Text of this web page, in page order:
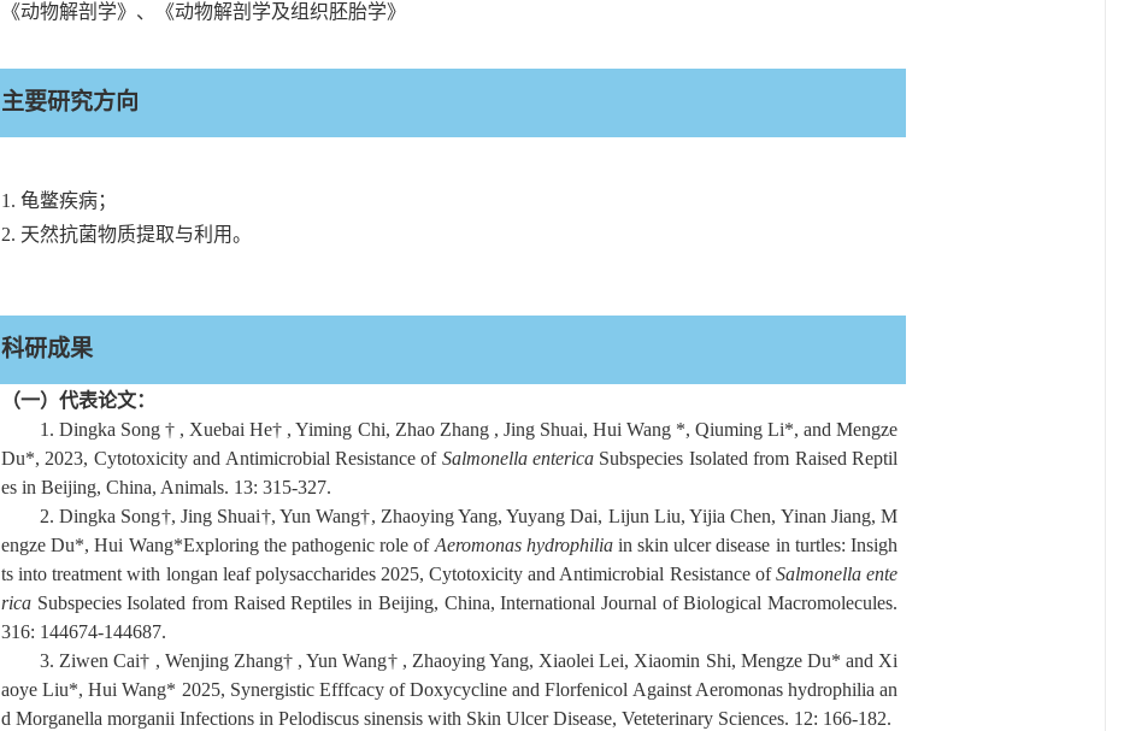
《动物解剖学》、《动物解剖学及组织胚胎学》
主要研究方向
1. 龟鳖疾病；
2. 天然抗菌物质提取与利用。
科研成果
（一）代表论文：
1.Dingka Song † , Xuebai He† , Yiming Chi, Zhao Zhang , Jing Shuai, Hui Wang *, Qiuming Li*, and Mengze
Du*, 2023, Cytotoxicity and Antimicrobial Resistance of Salmonella enterica Subspecies Isolated from Raised Reptil
es in Beijing, China, Animals. 13: 315-327.
2.Dingka Song†, Jing Shuai†, Yun Wang†, Zhaoying Yang, Yuyang Dai, Lijun Liu, Yijia Chen, Yinan Jiang, M
engze Du*, Hui Wang*Exploring the pathogenic role of Aeromonas hydrophiliain skin ulcer disease in turtles: Insigh
ts into treatment with longan leaf polysaccharides 2025, Cytotoxicity and Antimicrobial Resistance ofSalmonella ente
rica Subspecies Isolated from Raised Reptiles in Beijing, China, International Journal of Biological Macromolecules.
316: 144674-144687.
3. Ziwen Cai† , Wenjing Zhang† , Yun Wang† , Zhaoying Yang, Xiaolei Lei, Xiaomin Shi, Mengze Du* and Xi
aoye Liu*, Hui Wang* 2025, Synergistic Efffcacy of Doxycycline and Florfenicol Against Aeromonas hydrophilia an
d Morganella morganii Infections in Pelodiscus sinensis with Skin Ulcer Disease, Veteterinary Sciences. 12: 166-182.